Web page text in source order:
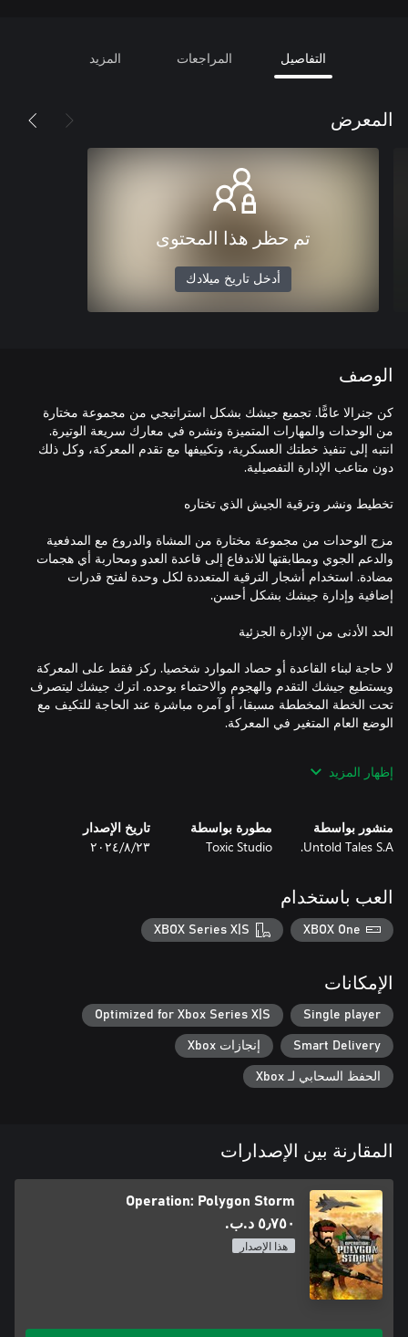
التفاصيل المراجعات المزيد
المعرض
تم حظر هذا المحتوى
أدخل تاريخ ميلادك
الوصف
كن جنرالا عامًّا. تجميع جيشك بشكل استراتيجي من مجموعة مختارة
من الوحدات والمهارات المتميزة ونشره في معارك سريعة الوتيرة.
انتبه إلى تنفيذ خطتك العسكرية، وتكييفها مع تقدم المعركة، وكل ذلك
مزج الوحدات من مجموعة مختارة من المشاة والدروع مع المدفعية
والدعم الجوي ومطابقتها للاندفاع إلى قاعدة العدو ومحاربة أي هجمات
مضادة. استخدام أشجار الترقية المتعددة لكل وحدة لفتح قدرات
لا حاجة لبناء القاعدة أو حصاد الموارد شخصيا. ركز فقط على المعركة
ويستطيع جيشك التقدم والهجوم والاحتماء بوحده. اترك جيشك ليتصرف
تحت الخطة المخططة مسبقا، أو آمره مباشرة عند الحاجة للتكيف مع
المناسب من الجنود ومكافآت سلسلة القتل، والاستفادة من تآزر
إن البيئات القابلة للتدمير والأغطية وتأثير "راغدول" وبعض العناصر
الدموية كلها تجعل ساحة المعركة في اللعبة مثلما في الواقع.
إظهار المزيد
منشور بواسطة
Untold Tales S.A.
مطورة بواسطة
Toxic Studio
تاريخ الإصدار
٢٣‏/٨‏/٢٠٢٤
العب باستخدام
XBOX One
XBOX Series X|S
الإمكانات
Single player
Optimized for Xbox Series X|S
Smart Delivery إنجازات Xbox
الحفظ السحابي لـ Xbox
المقارنة بين الإصدارات
Operation: Polygon Storm
٥٫٧٥٠ د.ب.‏
هذا الإصدار